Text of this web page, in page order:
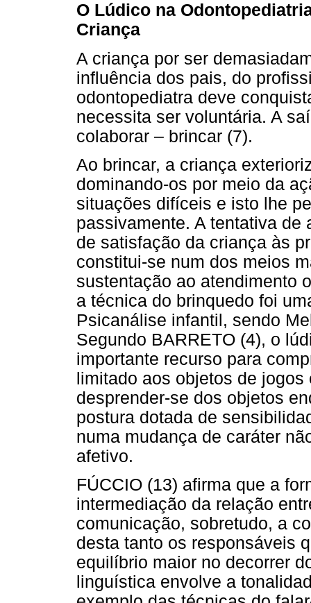
O Lúdico na
Criança
A criança por ser
influência dos pais, do
odontopediatra deve
necessita ser voluntária. A
colaborar – brincar (7).
Ao brincar, a criança
dominando-os por meio da
situações difíceis e isto lhe
passivamente. A tentativa
de satisfação da criança às
constitui-se num dos meios
sustentação ao atendimento
a técnica do brinquedo foi
Psicanálise infantil, sendo
Segundo BARRETO (4), o
importante recurso para
limitado aos objetos de
desprender-se dos objetos
postura dotada de
numa mudança de caráter
afetivo.
FÚCCIO (13) afirma que a
intermediação da relação
comunicação, sobretudo, a
desta tanto os responsáveis
equilíbrio maior no decorrer
linguística envolve a